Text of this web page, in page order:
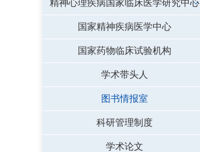
精神心理疾病国家临床医学研究中心
国家精神疾病医学中心
国家药物临床试验机构
学术带头人
图书情报室
科研管理制度
学术论文